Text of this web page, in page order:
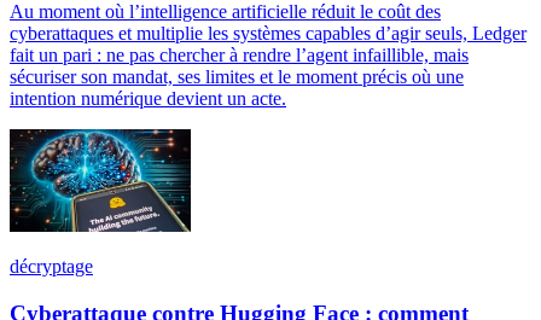
Au moment où l’intelligence artificielle réduit le coût des
cyberattaques et multiplie les systèmes capables d’agir seuls, Ledger
fait un pari : ne pas chercher à rendre l’agent infaillible, mais
sécuriser son mandat, ses limites et le moment précis où une
intention numérique devient un acte.
décryptage
Cyberattaque contre Hugging Face : comment